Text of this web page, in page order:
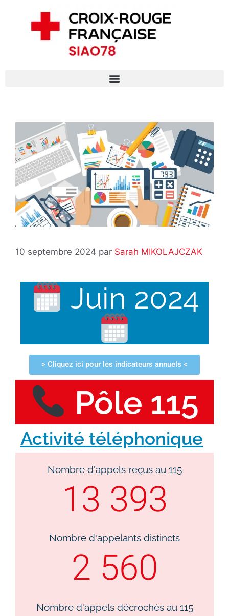
10 septembre 2024 par Sarah MIKOLAJCZAK
Juin 2024
> Cliquez ici pour les indicateurs annuels <
Pôle 115
Activité téléphonique
Nombre d'appels reçus au 115​
13 393
Nombre d'appelants distincts​
2 560
Nombre d'appels décrochés au 115​